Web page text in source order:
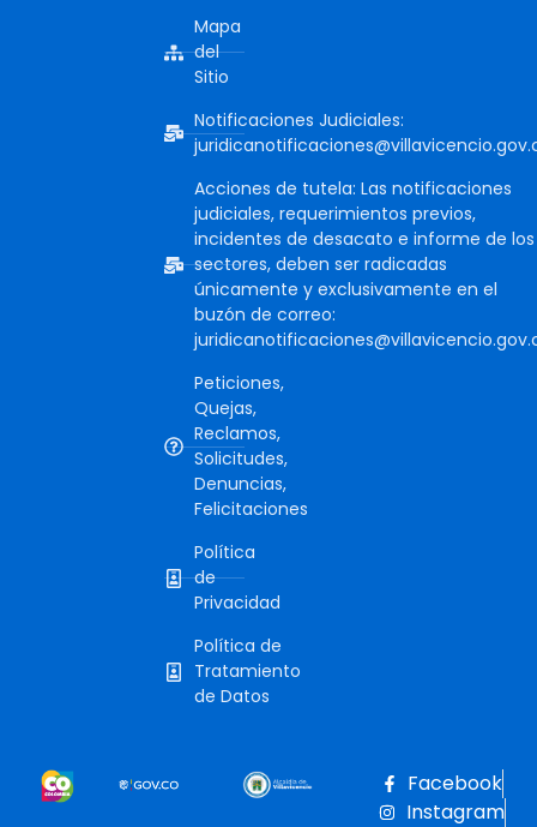
Mapa
del
Sitio
Notificaciones Judiciales:
Acciones de tutela: Las notificaciones
judiciales, requerimientos previos,
incidentes de desacato e informe de los
sectores, deben ser radicadas
únicamente y exclusivamente en el
buzón de correo:
Peticiones,
Quejas,
Reclamos,
Solicitudes,
Denuncias,
Felicitaciones
Política
de
Privacidad
Política de
Tratamiento
de Datos
Facebook
Instagram